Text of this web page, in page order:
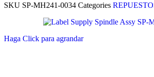
SKU SP-MH241-0034 Categories
Haga Click para agrandar